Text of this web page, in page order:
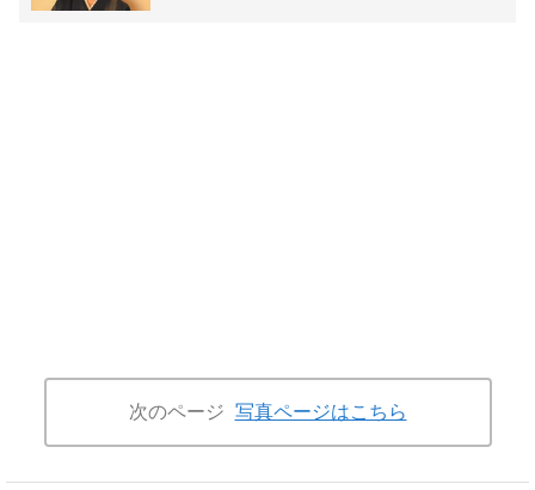
次のページ 写真ページはこちら